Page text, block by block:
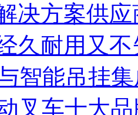
决方案供
久耐用又
智能吊挂
叉车十大